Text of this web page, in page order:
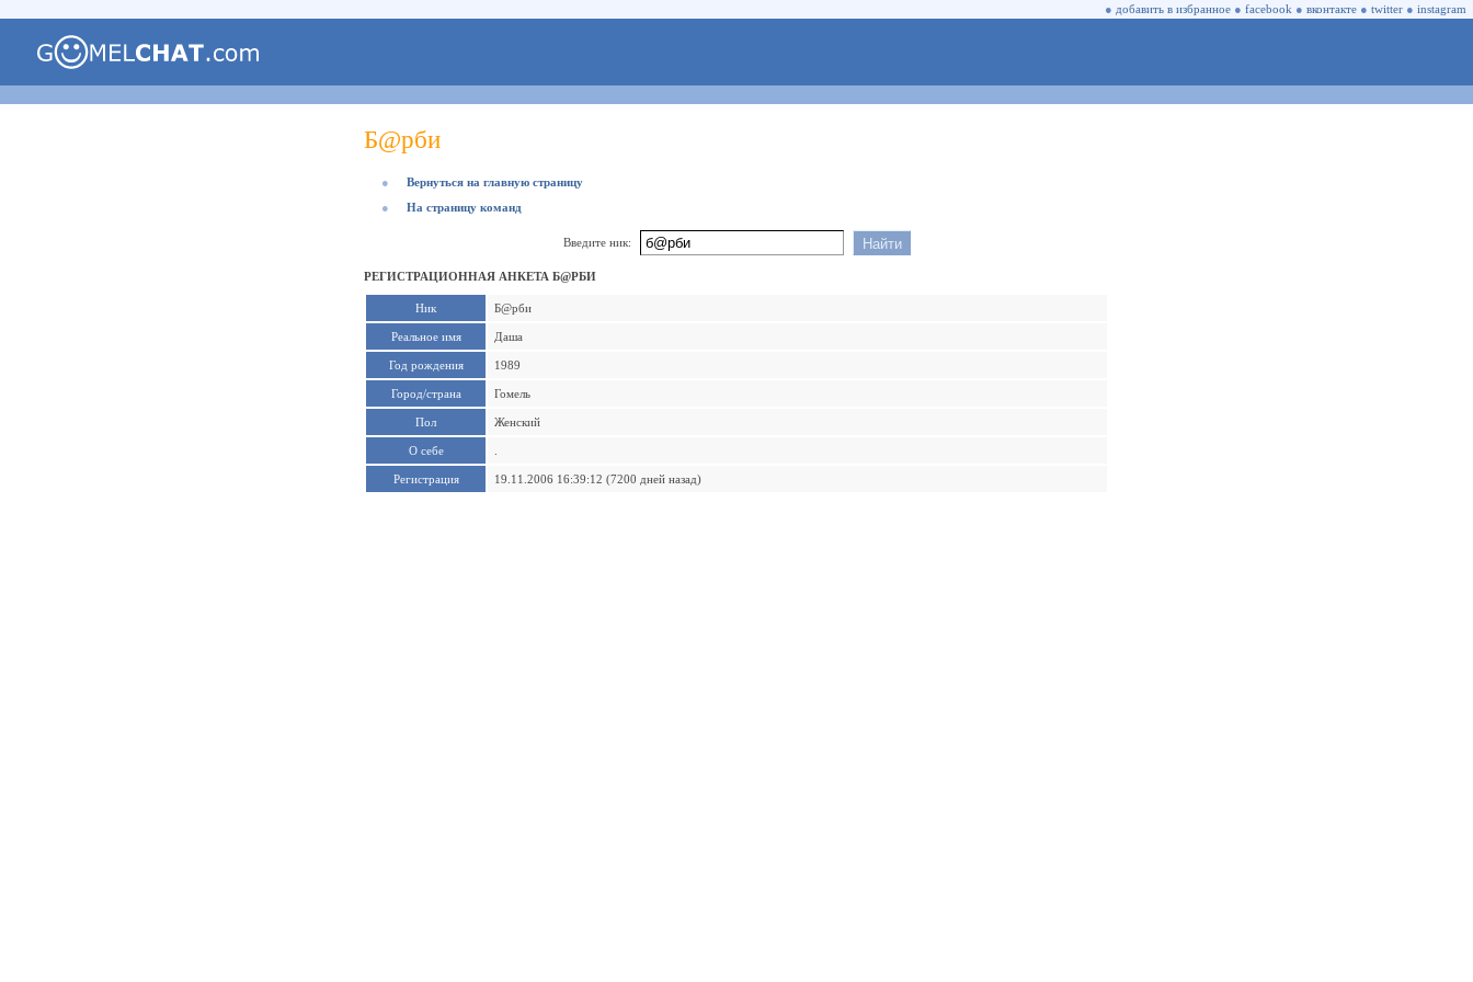
● добавить в избранное ● facebook ● вконтакте ● twitter ● instagram
Б@рби
●
Вернуться на главную страницу
●
На страницу команд
Введите ник:
РЕГИСТРАЦИОННАЯ АНКЕТА Б@РБИ
Ник Б@рби
Реальное имя Даша
Год рождения 1989
Город/страна Гомель
Пол Женский
О себе
Регистрация 19.11.2006 16:39:12 (7200 дней назад)